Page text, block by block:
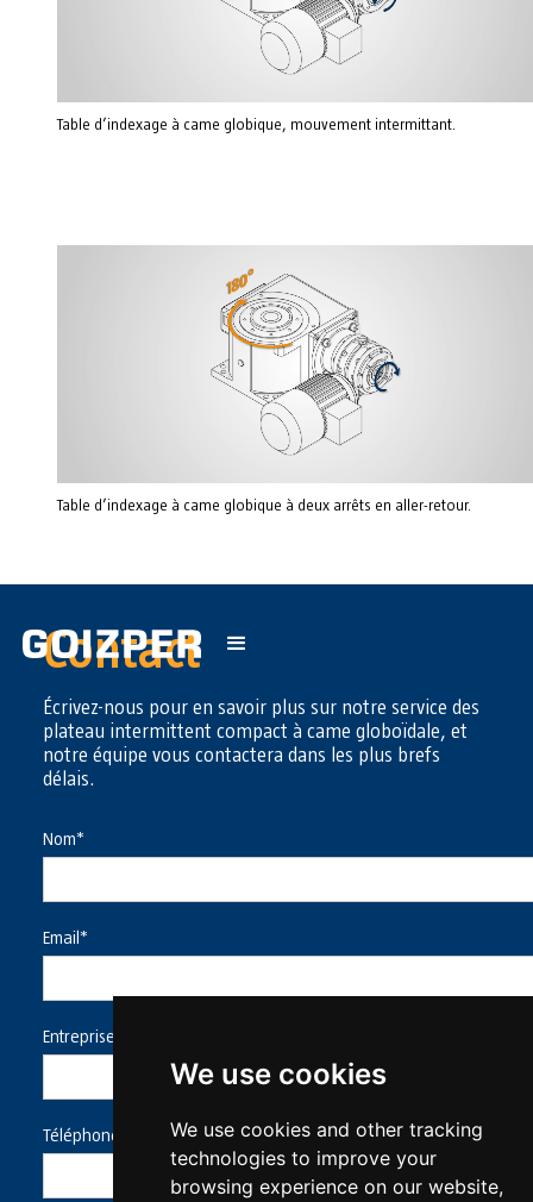
We use cookies
We use cookies and other tracking
technologies to improve your
browsing experience on our website,
Table d’indexage à came globique, mouvement intermittant.
Table d’indexage à came globique à deux arrêts en aller-retour.
Contact
Écrivez-nous pour en savoir plus sur notre service des
plateau intermittent compact à came globoïdale, et
notre équipe vous contactera dans les plus brefs
délais.
Nom*
Email*
Entreprise*
Téléphoner